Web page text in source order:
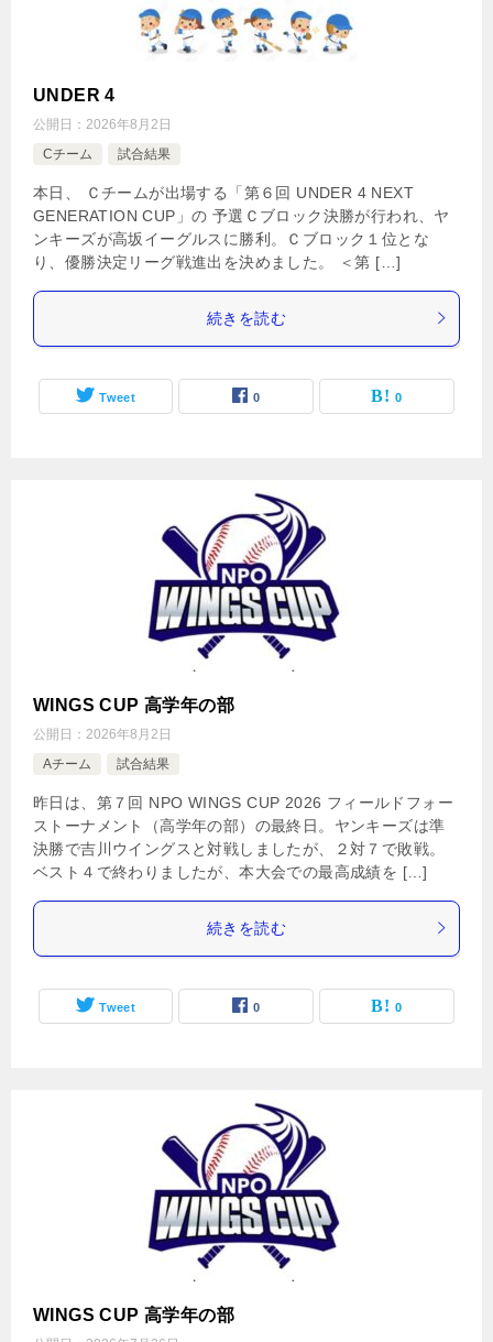
UNDER 4
公開日： 2026年8月2日
Cチーム
試合結果
本日、 Ｃチームが出場する「第６回 UNDER 4 NEXT
GENERATION CUP」の 予選Ｃブロック決勝が行われ、ヤ
ンキーズが高坂イーグルスに勝利。Ｃブロック１位とな
り、優勝決定リーグ戦進出を決めました。 ＜第 […]
続きを読む
Tweet 0 0
WINGS CUP 高学年の部
公開日： 2026年8月2日
Aチーム
試合結果
昨日は、第７回 NPO WINGS CUP 2026 フィールドフォー
ストーナメント（高学年の部）の最終日。ヤンキーズは準
決勝で吉川ウイングスと対戦しましたが、２対７で敗戦。
ベスト４で終わりましたが、本大会での最高成績を […]
続きを読む
Tweet 0 0
WINGS CUP 高学年の部